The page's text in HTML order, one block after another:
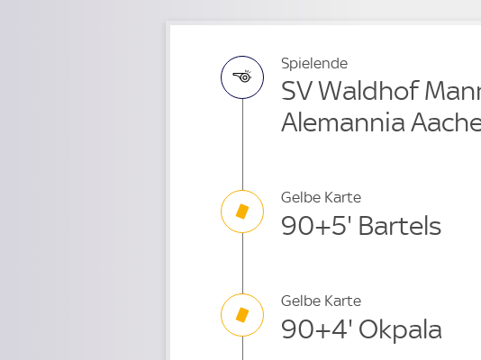
Spielende
SV Waldhof
Alemannia
Gelbe Karte
90+5' Bartels
Gelbe Karte
90+4' Okpala